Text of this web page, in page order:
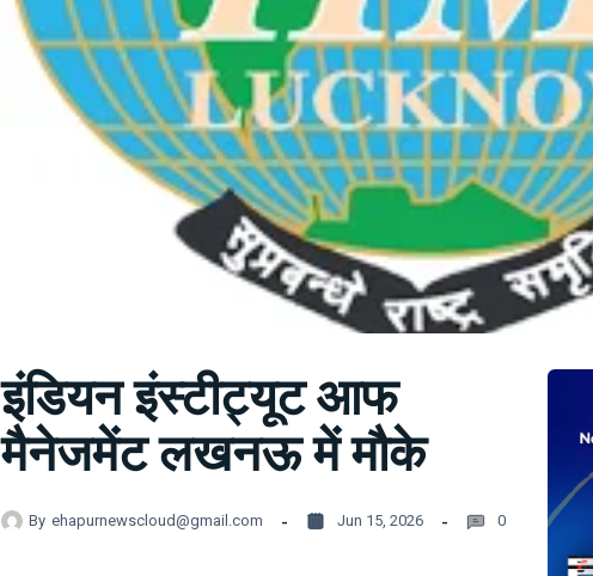
इंडियन इंस्टीट्यूट आफ
मैनेजमेंट लखनऊ में मौके
By ehapurnewscloud@gmail.com Jun 15, 2026 0